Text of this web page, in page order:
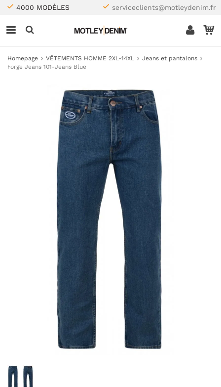
4000 MODÈLES serviceclients@motleydenim.fr
Homepage VÊTEMENTS HOMME 2XL-14XL
Jeans et pantalons
Forge Jeans 101-Jeans Blue